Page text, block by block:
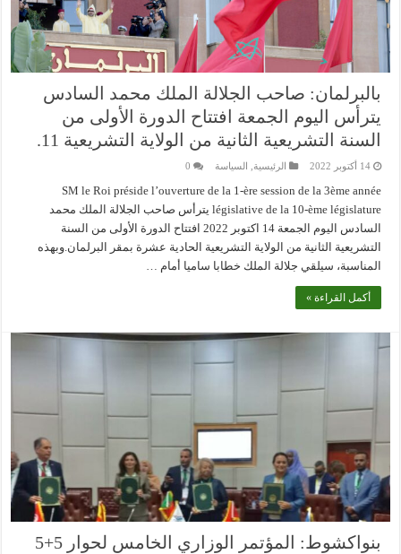
بالبرلمان: صاحب الجلالة الملك محمد السادس
يترأس اليوم الجمعة افتتاح الدورة الأولى من
السنة التشريعية الثانية من الولاية التشريعية 11.
14 أكتوبر 2022 الرئيسية السياسة 0
SM le Roi préside l’ouverture de la 1-ère session de la 3ème année
législative de la 10-ème législature يترأس صاحب الجلالة الملك محمد
السادس اليوم الجمعة 14 اكتوبر 2022 افتتاح الدورة الأولى من السنة
التشريعية الثانية من الولاية التشريعية الحادية عشرة بمقر البرلمان.وبهذه
المناسبة، سيلقي جلالة الملك خطابا ساميا أمام …
أكمل القراءة »
بنواكشوط: المؤتمر الوزاري الخامس لحوار 5+5